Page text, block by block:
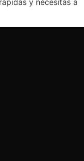
y necesitas a